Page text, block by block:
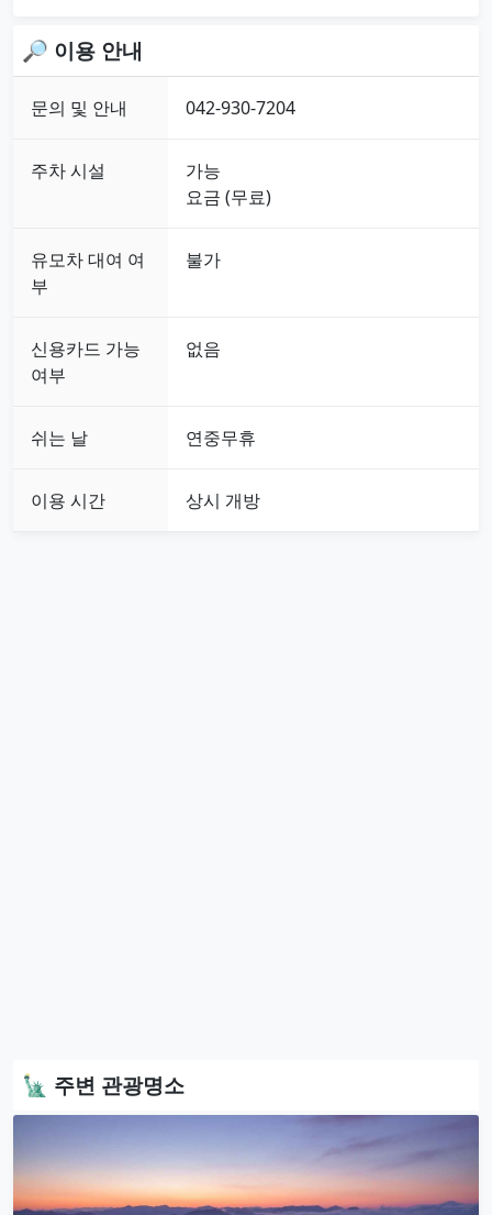
🔎 이용 안내
문의 및 안내 042-930-7204
주차 시설
가능
요금 (무료)
유모차 대여 여
부
불가
신용카드 가능
여부
없음
쉬는 날 연중무휴
이용 시간 상시 개방
🗽 주변 관광명소